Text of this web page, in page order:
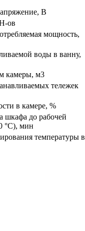
В
ов
мощность,
воды в ванну,
камеры, м3
тележек
в камере, %
шкафа до рабочей
°С), мин
температуры в